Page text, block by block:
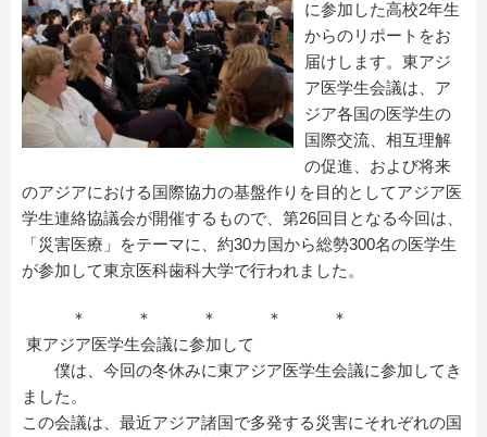
に参加した高校2年生
からのリポートをお
届けします。東アジ
ア医学生会議は、ア
ジア各国の医学生の
国際交流、相互理解
の促進、および将来
のアジアにおける国際協力の基盤作りを目的としてアジア医
学生連絡協議会が開催するもので、第26回目となる今回は、
「災害医療」をテーマに、約30カ国から総勢300名の医学生
が参加して東京医科歯科大学で行われました。
＊ ＊ ＊ ＊ ＊
東アジア医学生会議に参加して
僕は、今回の冬休みに東アジア医学生会議に参加してき
ました。
この会議は、最近アジア諸国で多発する災害にそれぞれの国